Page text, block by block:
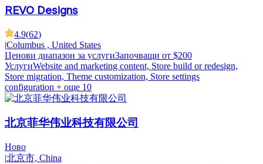
REVO Designs
4.9(62)
|Columbus , United States
Ценови диапазон за услугиЗапочващи от $200
УслугиWebsite and marketing content, Store build or redesign,
Store migration, Theme customization, Store settings
configuration + още 10
北京菲华伟业科技有限公司
Ново
|北京市, China